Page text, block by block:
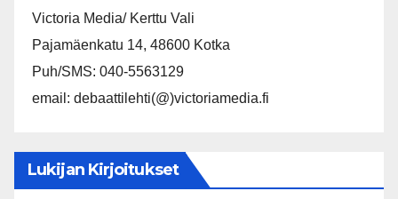
Victoria Media/ Kerttu Vali
Pajamäenkatu 14, 48600 Kotka
Puh/SMS: 040-5563129
email: debaattilehti(@)victoriamedia.fi
Lukijan Kirjoitukset